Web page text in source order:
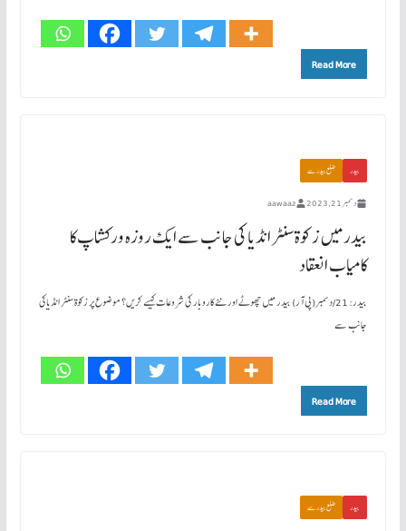
Read More
بیدر ضلع بیدر سے
دسمبر 21, 2023 aawaaz
بیدر میں زکوۃ سنٹر انڈیا کی جانب سے ایک روزہ ورکشاپ کا
کامیاب انعقاد
بیدر: 21/دسمبر(پی آر) بیدر میں چھوٹے اور نئے کاروبار کی شروعات کیسے کریں؟ موضوع پر زکوۃ سنٹر انڈیاکی
جانب سے
Read More
بیدر ضلع بیدر سے